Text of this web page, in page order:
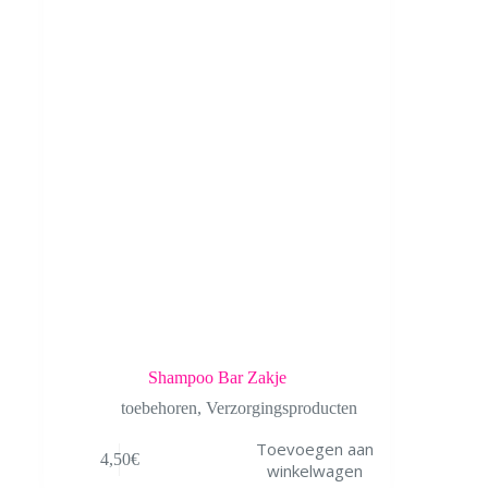
Shampoo Bar Zakje
toebehoren, Verzorgingsproducten
4,50€
Toevoegen aan
winkelwagen